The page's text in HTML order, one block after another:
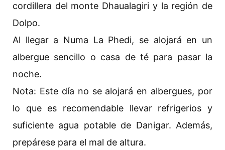
cordillera del monte Dhaualagiri y la región de
Dolpo.
Al llegar a Numa La Phedi, se alojará en un
albergue sencillo o casa de té para pasar la
noche.
Nota: Este día no se alojará en albergues, por
lo que es recomendable llevar refrigerios y
suficiente agua potable de Danigar. Además,
prepárese para el mal de altura.